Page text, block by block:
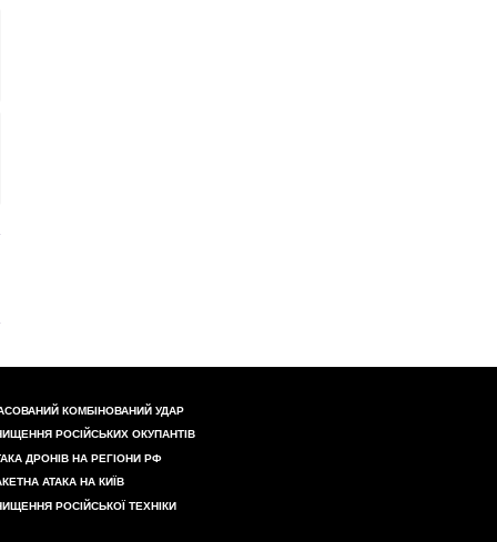
КОМБІНОВАНИЙ УДАР
РОСІЙСЬКИХ ОКУПАНТІВ
ДРОНІВ НА РЕГІОНИ РФ
АТАКА НА КИЇВ
РОСІЙСЬКОЇ ТЕХНІКИ